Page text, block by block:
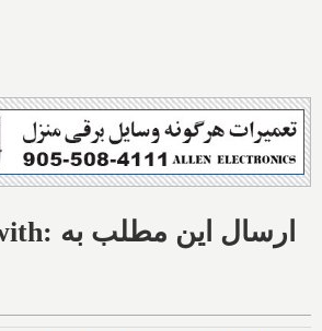
Share this with: ارسال این مطلب به